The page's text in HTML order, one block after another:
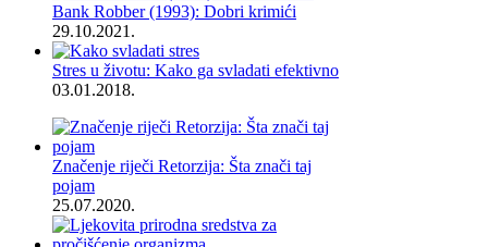
Bank Robber (1993): Dobri krimići
29.10.2021.
Stres u životu: Kako ga svladati efektivno
03.01.2018.
Značenje riječi Retorzija: Šta znači taj
pojam
25.07.2020.